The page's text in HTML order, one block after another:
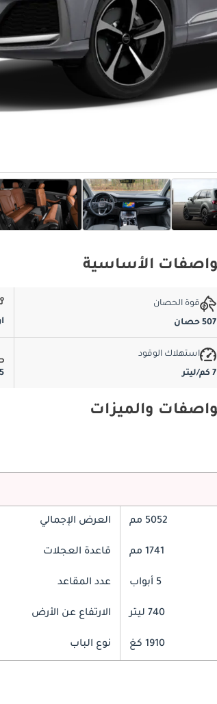
قوة الحصان
507 حصان
استهلاك الوقود
7 كم/ليتر 5 مقاعد
5052 مم العرض الإجمالي
1741 مم قاعدة العجلات
5 أبواب عدد المقاعد
740 ليتر الارتفاع عن الأرض
1910 كغ نوع الباب